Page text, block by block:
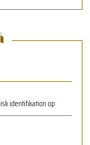
identifikation op